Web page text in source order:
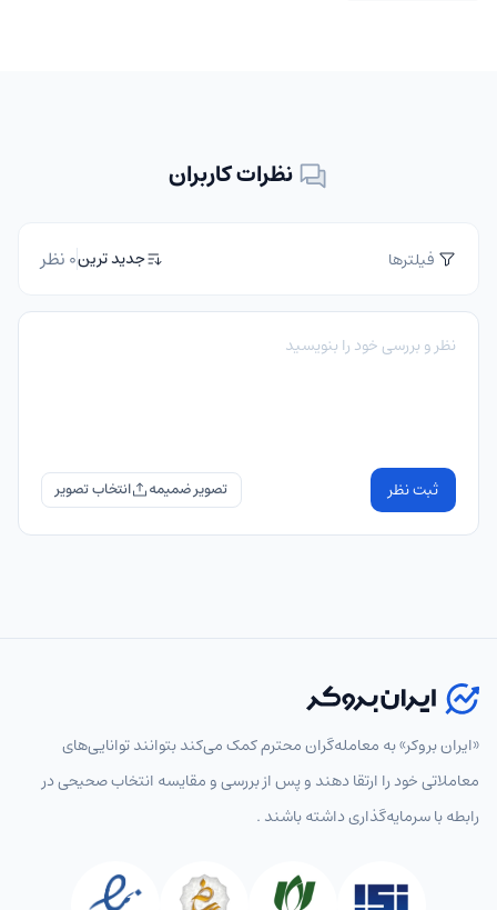
نظرات کاربران
فیلترها جدید ترین0 نظر
ثبت نظر تصویر ضمیمه
«ایران بروکر» به معامله‌گران محترم کمک می‌کند بتوانند توانایی‌های
معاملاتی خود را ارتقا دهند و پس از بررسی و مقایسه انتخاب‌ صحیحی در
رابطه با سرمایه‌گذاری داشته باشند .